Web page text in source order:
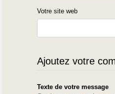
Votre site web
Ajoutez votre
Texte de votre message